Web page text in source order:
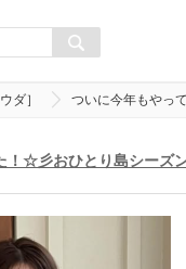
ダ］ ついに今年もやっ
！☆彡おひとり島シー